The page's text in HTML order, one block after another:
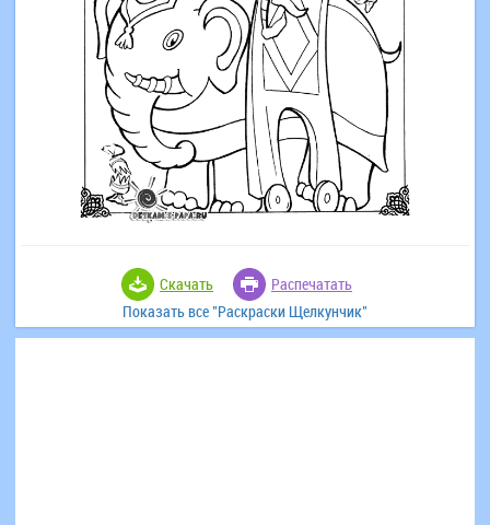
Скачать
Распечатать
Показать все "Раскраски Щелкунчик"